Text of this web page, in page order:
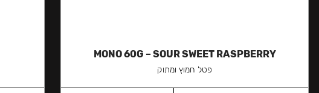
MONO 60G – SOUR SWEET RASPBERRY
פטל חמוץ ומתוק